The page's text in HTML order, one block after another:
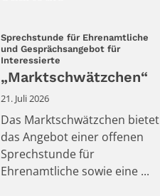
Sprechstunde für Ehrenamtliche
und Gesprächsangebot für
Interessierte
„Marktschwätzchen“
21. Juli 2026
Das Marktschwätzchen bietet
das Angebot einer offenen
Sprechstunde für
Ehrenamtliche sowie eine ...